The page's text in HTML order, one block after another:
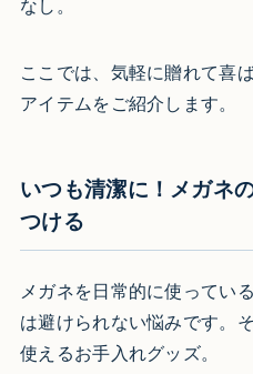
なし。
ここでは、気軽に贈れて喜
アイテムをご紹介します。
いつも清潔に！メガネ
つける
メガネを日常的に使ってい
は避けられない悩みです。
使えるお手入れグッズ。